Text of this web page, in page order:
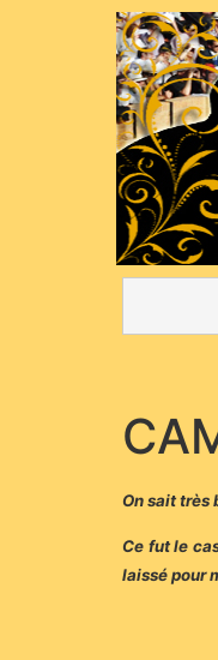
On sait très
Ce fut le
laissé pour